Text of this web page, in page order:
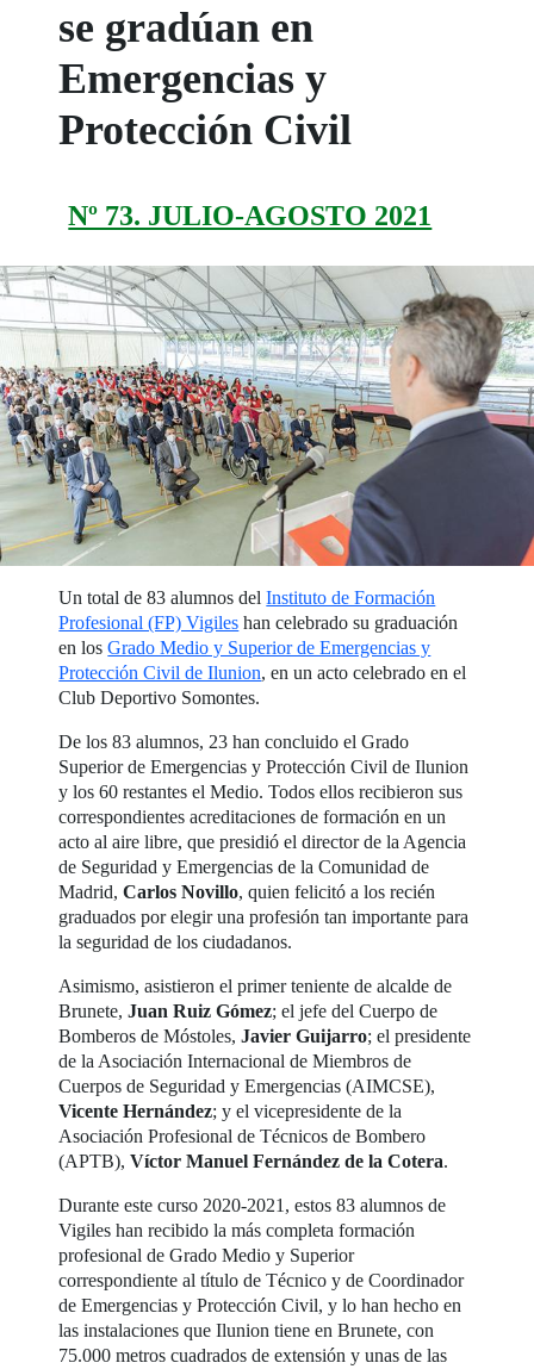
se gradúan en
Emergencias y
Protección Civil
Nº 73. JULIO-AGOSTO 2021
Un total de 83 alumnos delInstituto de Formación
Profesional (FP) Vigiles han celebrado su graduación
en losGrado Medio y Superior de Emergencias y
Protección Civil de Ilunion, en un acto celebrado en el
Club Deportivo Somontes.
De los 83 alumnos, 23 han concluido el Grado
Superior de Emergencias y Protección Civil de Ilunion
y los 60 restantes el Medio. Todos ellos recibieron sus
correspondientes acreditaciones de formación en un
acto al aire libre, que presidió el director de la Agencia
de Seguridad y Emergencias de la Comunidad de
Madrid,Carlos Novillo, quien felicitó a los recién
graduados por elegir una profesión tan importante para
la seguridad de los ciudadanos.
Asimismo, asistieron el primer teniente de alcalde de
Brunete, Juan Ruiz Gómez; el jefe del Cuerpo de
Bomberos de Móstoles,Javier Guijarro; el presidente
de la Asociación Internacional de Miembros de
Cuerpos de Seguridad y Emergencias (AIMCSE),
Vicente Hernández; y el vicepresidente de la
Asociación Profesional de Técnicos de Bombero
(APTB),Víctor Manuel Fernández de la Cotera.
Durante este curso 2020-2021, estos 83 alumnos de
Vigiles han recibido la más completa formación
profesional de Grado Medio y Superior
correspondiente al título de Técnico y de Coordinador
de Emergencias y Protección Civil, y lo han hecho en
las instalaciones que Ilunion tiene en Brunete, con
75.000 metros cuadrados de extensión y unas de las